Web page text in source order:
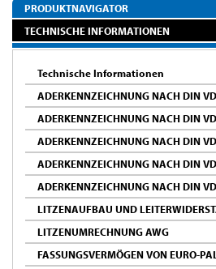
PRODUKTNAVIGATOR
TECHNISCHE INFORMATIONEN
Technische Informationen
ADERKENNZEICHNUNG NACH DIN
ADERKENNZEICHNUNG NACH DIN
ADERKENNZEICHNUNG NACH DIN
ADERKENNZEICHNUNG NACH DIN
ADERKENNZEICHNUNG NACH DIN
LITZENAUFBAU UND
LITZENUMRECHNUNG AWG
FASSUNGSVERMÖGEN VON EURO-